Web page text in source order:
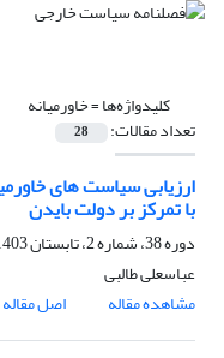
کلیدواژه‌ها =خاورمیانه
تعداد مقالات: 28
ارزیابی سیاست های
با تمرکز بر دولت بایدن
دوره 38، شماره 2، تابستان 1403، صفحه
عباسعلی طالبی
مشاهده مقاله
اصل مقاله